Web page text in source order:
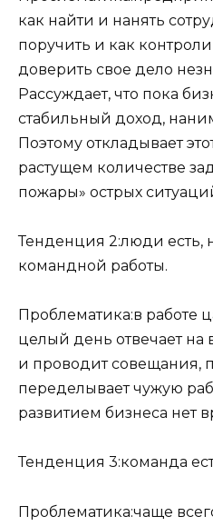
как найти и нанять
поручить и как
доверить свое дело
Рассуждает, что пока
стабильный доход,
Поэтому откладывает
растущем количестве
пожары» острых
Тенденция 2:люди есть,
командной работы.
Проблематика:в работе
целый день отвечает на
и проводит совещания,
переделывает чужую
развитием бизнеса нет
Тенденция 3:команда
Проблематика:чаще